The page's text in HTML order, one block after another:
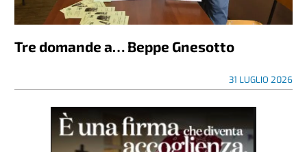
Tre domande a… Beppe Gnesotto
31 LUGLIO 2026